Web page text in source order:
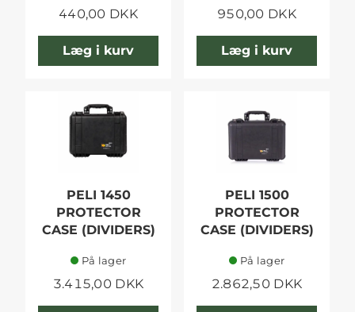
440,00 DKK
Læg i kurv
950,00 DKK
Læg i kurv
PELI 1450
PROTECTOR
CASE (DIVIDERS)
På lager
3.415,00 DKK
PELI 1500
PROTECTOR
CASE (DIVIDERS)
På lager
2.862,50 DKK